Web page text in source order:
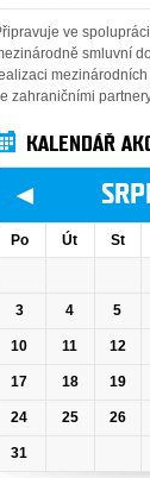
ve
smluvní
zahraničními
KALENDÁŘ
◄
Po Út St
3 4 5
10 11 12
17 18 19
24 25 26
31